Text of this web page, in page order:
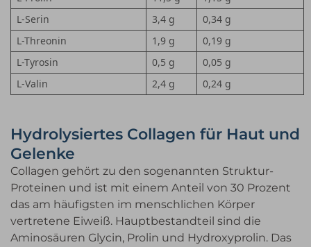
L-Serin
3,4 g
0,34 g
L-Threonin
1,9 g
0,19 g
L-Tyrosin
0,5 g
0,05 g
L-Valin
2,4 g 0,24 g
Hydrolysiertes Collagen für Haut und
Gelenke
Collagen gehört zu den sogenannten Struktur-
Proteinen und ist mit einem Anteil von 30 Prozent
das am häufigsten im menschlichen Körper
vertretene Eiweiß. Hauptbestandteil sind die
Aminosäuren Glycin, Prolin und Hydroxyprolin. Das